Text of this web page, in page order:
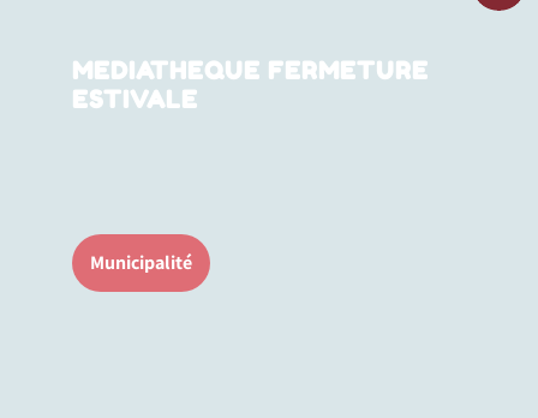
MEDIATHEQUE FERMETURE
ESTIVALE
Municipalité